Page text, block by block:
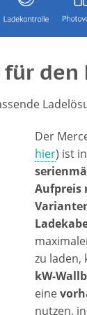
den
Der
hier) ist
Aufpreis
zu laden,
kW-
eine
nutzen,